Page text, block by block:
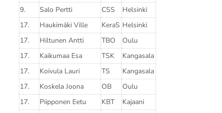
9.
Salo Pertti CSS
Helsinki
17.
Haukimäki Ville KeraS Helsinki
17.
Hiltunen Antti TBO
Oulu
17.
Kaikumaa Esa TSK
Kangasala
17.
Koivula Lauri TS
Kangasala
17.
Koskela Joona OB
Oulu
17.
Piipponen Eetu KBT
Kajaani